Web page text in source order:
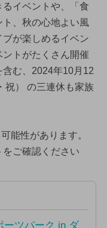
イベントや、「食
、秋の心地よい風
が楽しめるイベン
ントがたくさん開催
む、2024年10月12
祝） の三連休も家族
能性があります。
ご確認ください
ーツパーク in ダ